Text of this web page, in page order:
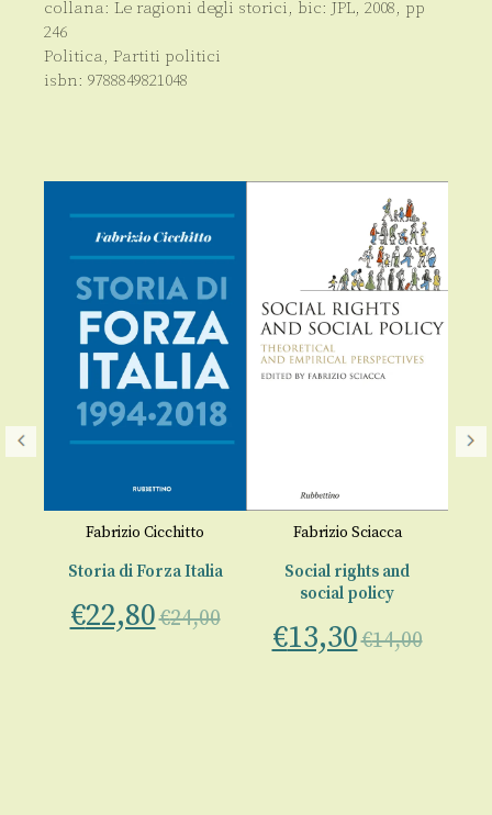
collana: Le ragioni degli storici, bic: JPL, 2008, pp
246
Politica, Partiti politici
isbn: 9788849821048
Fabrizio Cicchitto
Storia di Forza Italia
€22,80€24,00
Fabrizio Sciacca
Social rights and
social policy
€13,30€14,00